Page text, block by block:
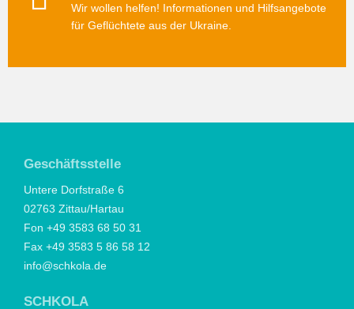
Wir wollen helfen! Informationen und Hilfsangebote
für Geflüchtete aus der Ukraine.
Geschäftsstelle
Untere Dorfstraße 6
02763 Zittau/Hartau
Fon +49 3583 68 50 31
Fax +49 3583 5 86 58 12
info@schkola.de
SCHKOLA